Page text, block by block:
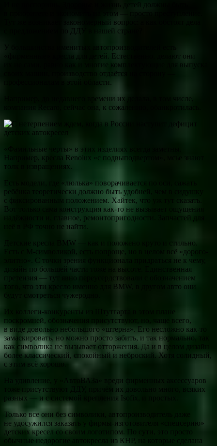
в приоритете и экономить на этом — просто преступление.
Тут же возникает закономерный вопрос: а как обстоят дела
с предложением по ДДУ в нашей стране?
У большинства именитых автопроизводителей есть
«фирменные» кресла для детей. Естественно, делают они
их не сами, равно как и многие комплектующие для выпуска
своих машин, производство отдаётся на сторону —
профессионалам в этой области.
Например, до недавнего времени их делала, в том числе,
компания Recaro, сейчас она, к сожалению, обанкротилась.
«Фамильные черты» в этих изделиях всегда заметны.
Например, кресла Renolux «с подвыподвертом», мсье знают
толк в извращениях.
Есть модели, где «люлька» поворачивается по оси, сажать
ребёнка теоретически должно быть удобней, чем в сидушку
с фиксированным положением. Хайтек, что уж тут сказать.
Вот только сама конструкция как-то не вызывает ощущения
надёжности и, главное, ремонтопригодности. Запчастей для
неё в РФ точно не найти.
Детские кресла BMW — как и положено круто и стильно.
Есть с М-символикой, есть попроще, но в целом всё «дорого-
элитно». С точки зрения функционала придраться не к чему,
дизайн по большей части тоже на высоте. Единственная
претензия — тут явно переусердствовали с обозначением
того, что эти кресло именно для BMW, в другом авто они
будут смотреться чужеродно.
Их коллеги-конкуренты из Штутгарта в этом плане
поскромней, обозначения присутствуют, но, чаще всего,
в виде довольно небольшого «штерна». Его несложно как-то
замаскировать, но можно просто забить, и так нормально, так
как символика не вызывает отторжения. Да и в целом дизайн
более классический, спокойный и неброский. Хотя солидный,
с этим всё хорошо.
На удивление, у «АвтоВАЗа» вреди фирменных аксессуаров
тоже присутствуют ДДУ, причём их довольно много, всяких
разных — и с системой крепления Isofix, и простых.
Только все они без символики, автопроизводитель даже
не удосужился заказать у фирмы-изготовителя «спецсерию»
детских кресел со своим логотипом. По сути, это просто
обычные недорогие автокресла из КНР, на которые сделана